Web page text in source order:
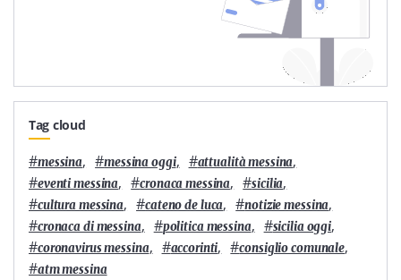
Tag cloud
#messina, #messina oggi, #attualità messina,
#eventi messina, #cronaca messina, #sicilia,
#cultura messina, #cateno de luca, #notizie messina,
#cronaca di messina, #politica messina, #sicilia oggi,
#coronavirus messina, #accorinti, #consiglio comunale,
#atm messina